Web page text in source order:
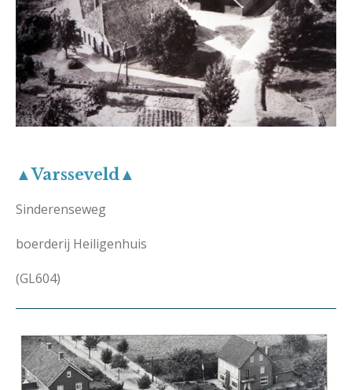
▲Varsseveld▲
Sinderenseweg
boerderij Heiligenhuis
(GL604)